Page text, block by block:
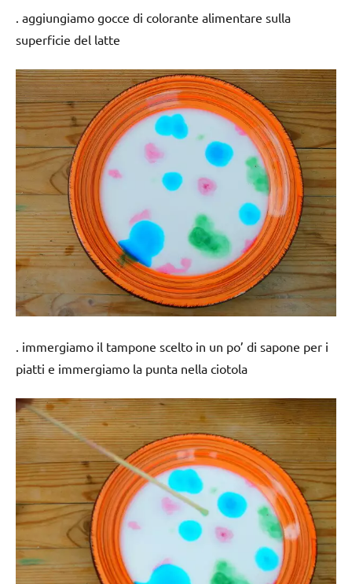
. aggiungiamo gocce di colorante alimentare sulla
superficie del latte
. immergiamo il tampone scelto in un po’ di sapone per i
piatti e immergiamo la punta nella ciotola